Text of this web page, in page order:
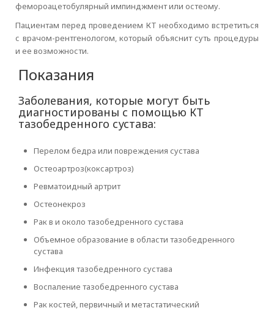
фемороацетобулярный импинджмент или остеому.
Пациентам перед проведением КТ необходимо встретиться
с врачом-рентгенологом, который объяснит суть процедуры
и ее возможности.
Показания
Заболевания, которые могут быть
диагностированы с помощью КТ
тазобедренного сустава:
Перелом бедра или повреждения сустава
Остеоартроз(коксартроз)
Ревматоидный артрит
Остеонекроз
Рак в и около тазобедренного сустава
Объемное образование в области тазобедренного
сустава
Инфекция тазобедренного сустава
Воспаление тазобедренного сустава
Рак костей, первичный и метастатический